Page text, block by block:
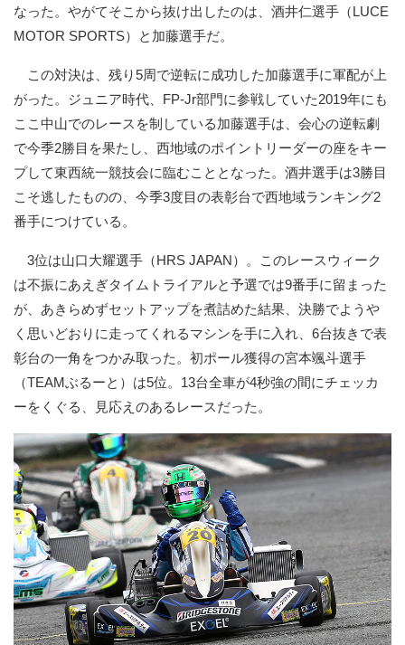
なった。やがてそこから抜け出したのは、酒井仁選手（LUCE
MOTOR SPORTS）と加藤選手だ。
この対決は、残り5周で逆転に成功した加藤選手に軍配が上
がった。ジュニア時代、FP-Jr部門に参戦していた2019年にも
ここ中山でのレースを制している加藤選手は、会心の逆転劇
で今季2勝目を果たし、西地域のポイントリーダーの座をキー
プして東西統一競技会に臨むこととなった。酒井選手は3勝目
こそ逃したものの、今季3度目の表彰台で西地域ランキング2
番手につけている。
3位は山口大耀選手（HRS JAPAN）。このレースウィーク
は不振にあえぎタイムトライアルと予選では9番手に留まった
が、あきらめずセットアップを煮詰めた結果、決勝でようや
く思いどおりに走ってくれるマシンを手に入れ、6台抜きで表
彰台の一角をつかみ取った。初ポール獲得の宮本颯斗選手
（TEAMぶるーと）は5位。13台全車が4秒強の間にチェッカ
ーをくぐる、見応えのあるレースだった。